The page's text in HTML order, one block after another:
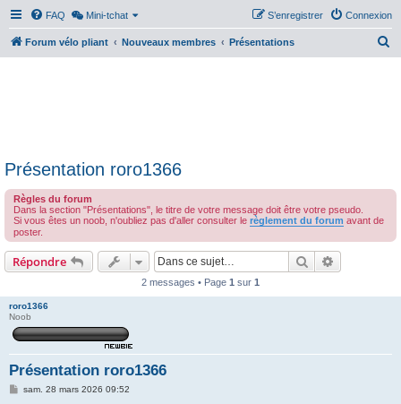
FAQ Mini-tchat Connexion
S’enregistrer
Forum vélo pliant Nouveaux membres Présentations
h
Présentation roro1366
Règles du forum
Dans la section "Présentations", le titre de votre message doit être votre pseudo.
Si vous êtes un noob, n'oubliez pas d'aller consulter le règlement du forum avant de
poster.
Répondre Rechercher
2 messages • Page 1 sur 1
roro1366
Noob
Présentation roro1366
Msam. 28 mars 2026 09:52